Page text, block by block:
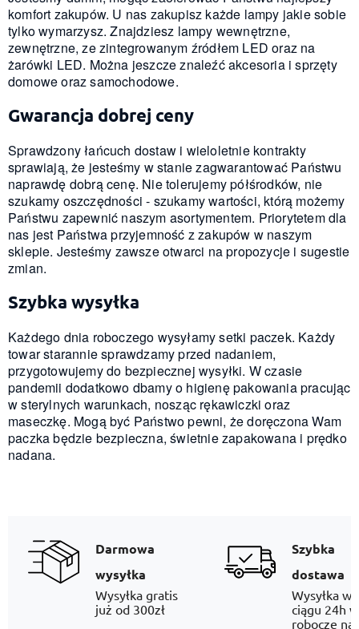
komfort zakupów. U nas zakupisz każde lampy jakie sobie
tylko wymarzysz. Znajdziesz lampy wewnętrzne,
zewnętrzne, ze zintegrowanym źródłem LED oraz na
żarówki LED. Można jeszcze znaleźć akcesoria i sprzęty
domowe oraz samochodowe.
Gwarancja dobrej ceny
Sprawdzony łańcuch dostaw i wieloletnie kontrakty
sprawiają, że jesteśmy w stanie zagwarantować Państwu
naprawdę dobrą cenę. Nie tolerujemy półśrodków, nie
szukamy oszczędności - szukamy wartości, którą możemy
Państwu zapewnić naszym asortymentem. Priorytetem dla
nas jest Państwa przyjemność z zakupów w naszym
sklepie. Jesteśmy zawsze otwarci na propozycje i sugestie
zmian.
Szybka wysyłka
Każdego dnia roboczego wysyłamy setki paczek. Każdy
towar starannie sprawdzamy przed nadaniem,
przygotowujemy do bezpiecznej wysyłki. W czasie
pandemii dodatkowo dbamy o higienę pakowania pracując
w sterylnych warunkach, nosząc rękawiczki oraz
maseczkę. Mogą być Państwo pewni, że doręczona Wam
paczka będzie bezpieczna, świetnie zapakowana i prędko
nadana.
Darmowa
wysyłka
Wysyłka gratis
już od 300zł
Szybka
dostawa
Wysyłka w
ciągu 24h
robocze na